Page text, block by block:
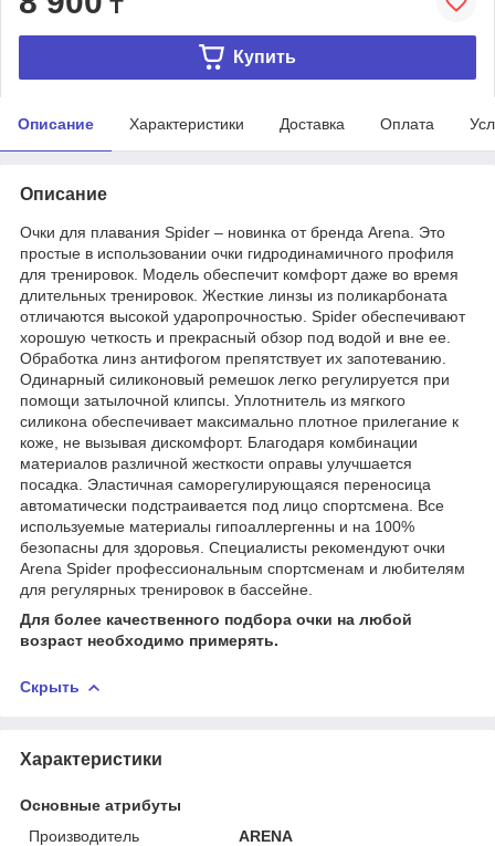
Купить
Описание Характеристики Доставка Оплата
Описание
Очки для плавания Spider – новинка от бренда Arena. Это
простые в использовании очки гидродинамичного профиля
для тренировок. Модель обеспечит комфорт даже во время
длительных тренировок. Жесткие линзы из поликарбоната
отличаются высокой ударопрочностью. Spider обеспечивают
хорошую четкость и прекрасный обзор под водой и вне ее.
Обработка линз антифогом препятствует их запотеванию.
Одинарный силиконовый ремешок легко регулируется при
помощи затылочной клипсы. Уплотнитель из мягкого
силикона обеспечивает максимально плотное прилегание к
коже, не вызывая дискомфорт. Благодаря комбинации
материалов различной жесткости оправы улучшается
посадка. Эластичная саморегулирующаяся переносица
автоматически подстраивается под лицо спортсмена. Все
используемые материалы гипоаллергенны и на 100%
безопасны для здоровья. Специалисты рекомендуют очки
Arena Spider профессиональным спортсменам и любителям
для регулярных тренировок в бассейне.
Для более качественного подбора очки на любой
возраст необходимо примерять.
Скрыть
Характеристики
Основные атрибуты
Производитель
ARENA